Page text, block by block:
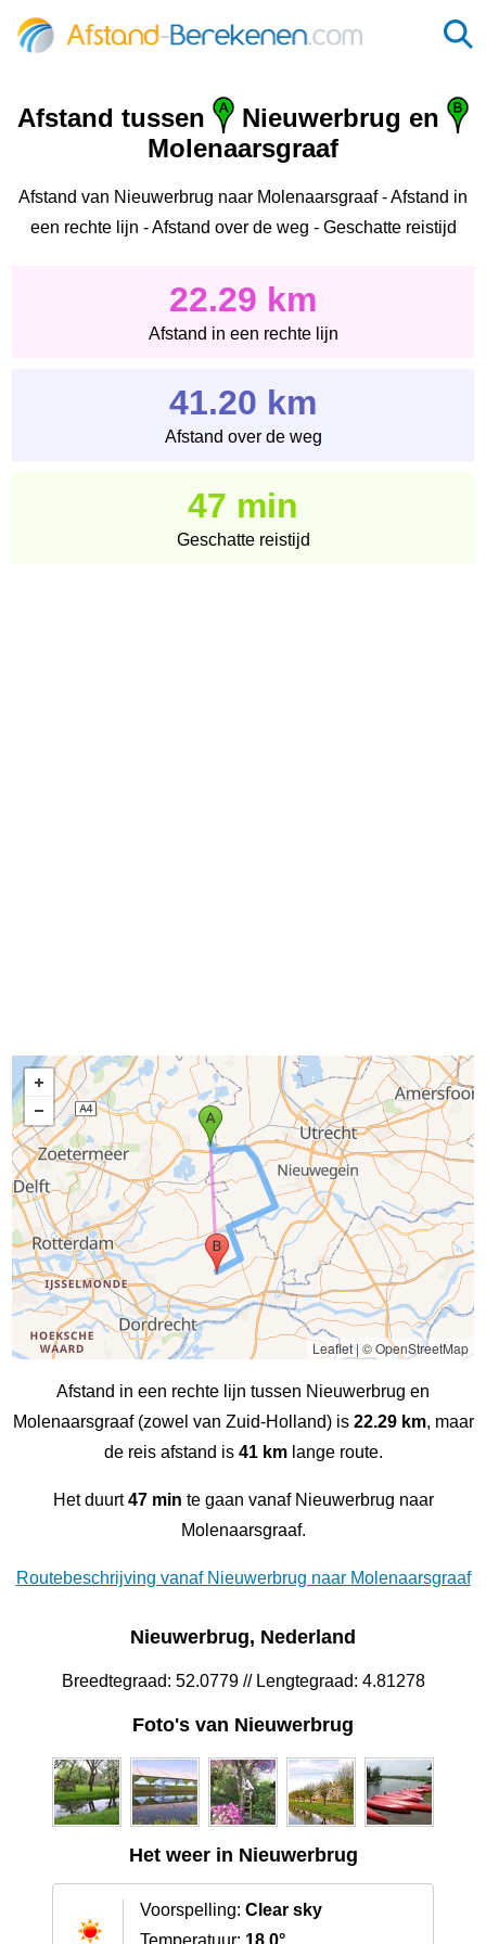
Afstand tussen
Nieuwerbrug en
Molenaarsgraaf
Afstand van Nieuwerbrug naar Molenaarsgraaf - Afstand in
een rechte lijn - Afstand over de weg - Geschatte reistijd
22.29 km
Afstand in een rechte lijn
41.20 km
Afstand over de weg
47 min
Geschatte reistijd
Leaflet| © OpenStreetMap
Afstand in een rechte lijn tussen Nieuwerbrug en
Molenaarsgraaf (zowel van Zuid-Holland) is 22.29 km, maar
de reis afstand is 41 kmlange route.
Het duurt47 min te gaan vanaf Nieuwerbrug naar
Molenaarsgraaf.
Routebeschrijving vanaf Nieuwerbrug naar Molenaarsgraaf
Nieuwerbrug, Nederland
Breedtegraad: 52.0779 // Lengtegraad: 4.81278
Foto's van Nieuwerbrug
Het weer in Nieuwerbrug
Voorspelling: Clear sky